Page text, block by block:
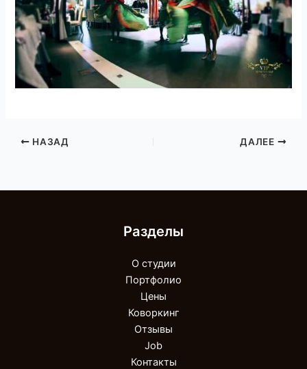
НАЗАД ДАЛЕЕ
Разделы
О студии
Портфолио
Цены
Коворкинг
Отзывы
Job
Контакты